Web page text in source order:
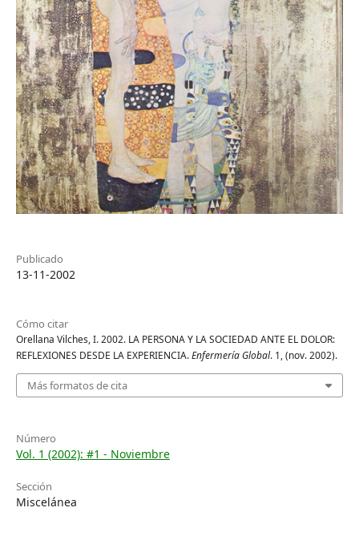
Publicado
13-11-2002
Cómo citar
Orellana Vilches, I. 2002. LA PERSONA Y LA SOCIEDAD ANTE EL DOLOR:
REFLEXIONES DESDE LA EXPERIENCIA.Enfermería Global. 1, (nov. 2002).
Más formatos de cita
Número
Vol. 1 (2002): #1 - Noviembre
Sección
Miscelánea